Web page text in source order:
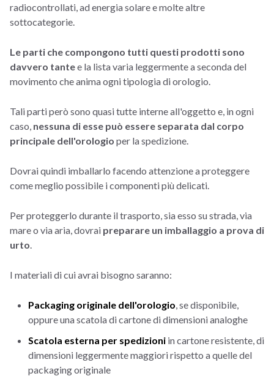
radiocontrollati, ad energia solare e molte altre
sottocategorie.
Le parti che compongono tutti questi prodotti sono
davvero tantee la lista varia leggermente a seconda del
movimento che anima ogni tipologia di orologio.
Tali parti però sono quasi tutte interne all'oggetto e, in ogni
caso, nessuna di esse può essere separata dal corpo
principale dell'orologio per la spedizione.
Dovrai quindi imballarlo facendo attenzione a proteggere
come meglio possibile i componenti più delicati.
Per proteggerlo durante il trasporto, sia esso su strada, via
mare o via aria, dovrai preparare un imballaggio a prova di
urto
I materiali di cui avrai bisogno saranno:
Packaging originale dell'orologio , se disponibile,
oppure una scatola di cartone di dimensioni analoghe
Scatola esterna per spedizioni in cartone resistente, di
dimensioni leggermente maggiori rispetto a quelle del
packaging originale